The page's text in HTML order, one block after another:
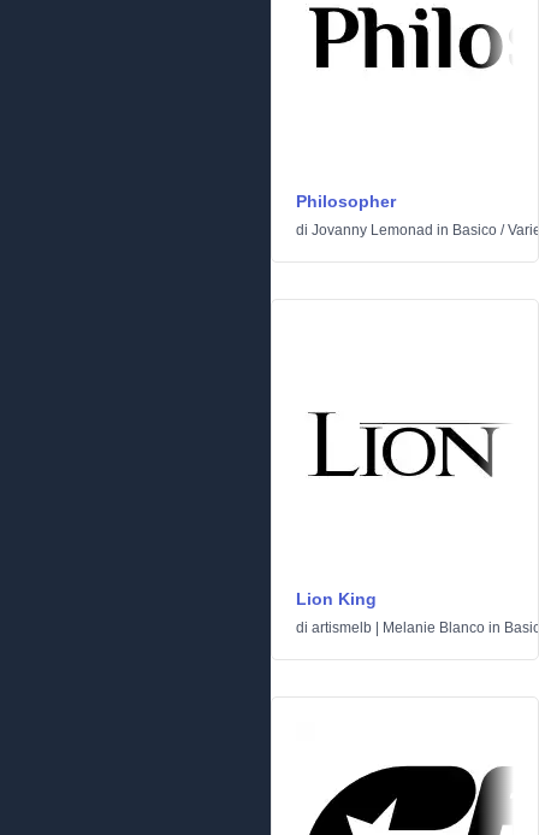
Philosopher
di Jovanny Lemonad in Basico /
Lion King
di artismelb | Melanie Blanco in